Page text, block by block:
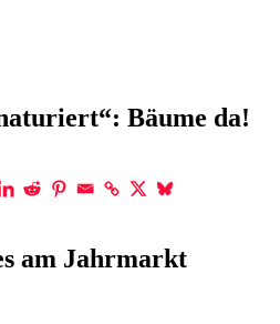
Bäume da!
am Jahrmarkt